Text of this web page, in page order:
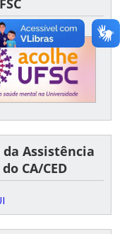
Assistência
CA/CED